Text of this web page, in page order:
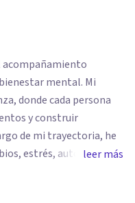
acompañamiento
mental. Mi
donde cada persona
y construir
estrés, autoestima,
obtención de una mejor
basado en evidencia y
leer más